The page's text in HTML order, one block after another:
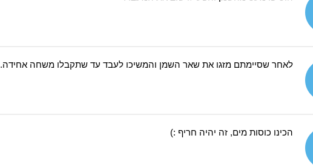
לאחר שסיימתם מזגו את שאר השמן והמשיכו לעבד עד שתקבלו משחה אחידה.
הכינו כוסות מים, זה יהיה חריף :)